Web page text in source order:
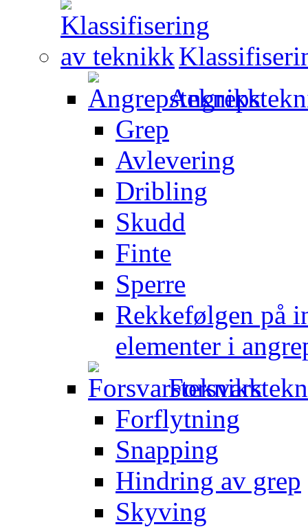
Grep
Avlevering
Dribling
Skudd
Finte
Sperre
Rekkefølgen på
elementer i
Forflytning
Snapping
Hindring av grep
Skyving